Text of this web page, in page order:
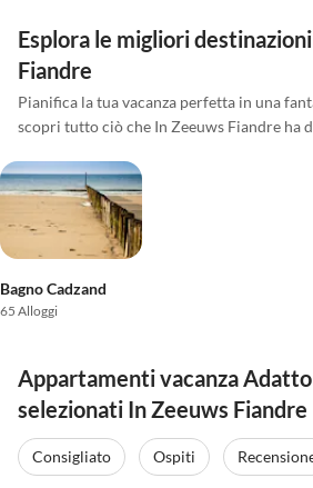
Esplora le migliori
Fiandre
Pianifica la tua vacanza perfetta in una
scopri tutto ciò che In Zeeuws Fiandre ha
Bagno Cadzand
65 Alloggi
Appartamenti vacanza
selezionati In Zeeuws Fiandre
Consigliato Ospiti
Annuncio in
Alto